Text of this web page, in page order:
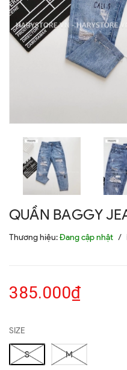
QUẦN BAGGY
Thương hiệu:Đang cập nhật /
385.000₫
SIZE
S M